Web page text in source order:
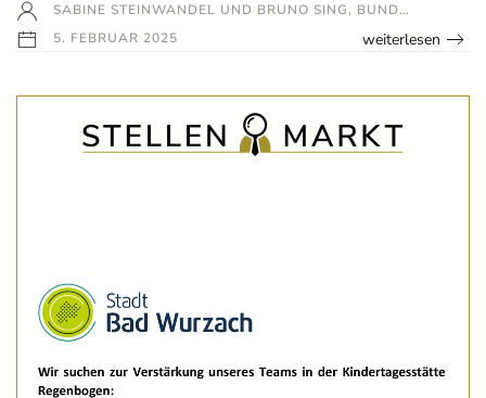
SABINE STEINWANDEL UND BRUNO SING, BUND…
5. FEBRUAR 2025
weiterlesen